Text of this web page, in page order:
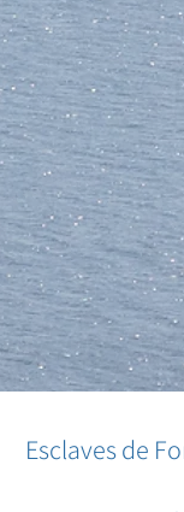
Esclaves de